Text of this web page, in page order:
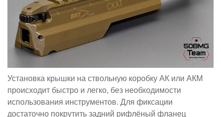
Установка крышки на ствольную коробку АК или АКМ
происходит быстро и легко, без необходимости
использования инструментов. Для фиксации
достаточно покрутить задний рифлёный фланец